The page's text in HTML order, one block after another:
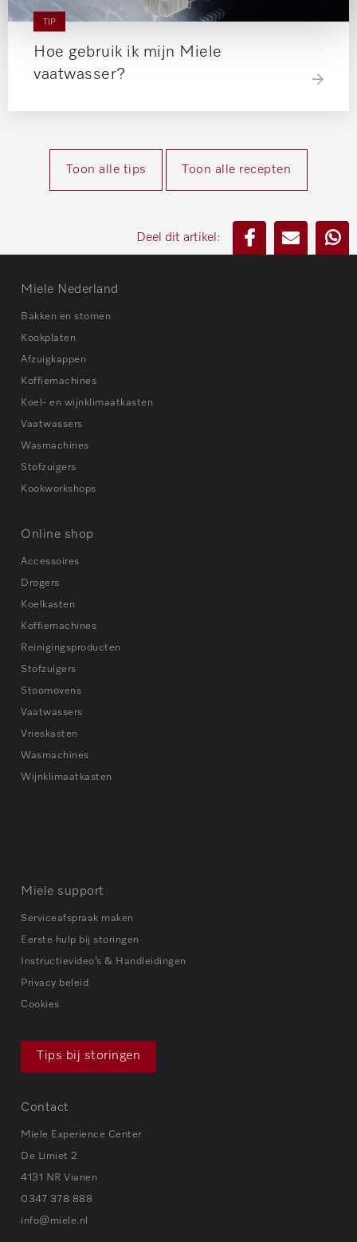
TIP
Hoe gebruik ik mijn Miele
vaatwasser?
Toon alle tips Toon alle recepten
Deel dit artikel:
Miele Nederland
Bakken en stomen
Kookplaten
Afzuigkappen
Koffiemachines
Koel- en wijnklimaatkasten
Vaatwassers
Wasmachines
Stofzuigers
Kookworkshops
Online shop
Accessoires
Drogers
Koelkasten
Koffiemachines
Reinigingsproducten
Stofzuigers
Stoomovens
Vaatwassers
Vrieskasten
Wasmachines
Wijnklimaatkasten
Miele support
Serviceafspraak maken
Eerste hulp bij storingen
Instructievideo’s & Handleidingen
Privacy beleid
Cookies
Tips bij storingen
Contact
Miele Experience Center
De Limiet 2
4131 NR Vianen
0347 378 888
info@miele.nl